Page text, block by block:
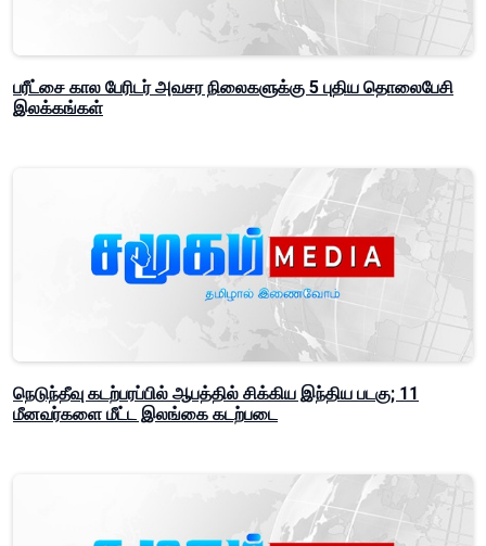
பரீட்சை கால பேரிடர் அவசர நிலைகளுக்கு 5 புதிய தொலைபேசி
இலக்கங்கள்
நெடுந்தீவு கடற்பரப்பில் ஆபத்தில் சிக்கிய இந்திய படகு; 11
மீனவர்களை மீட்ட இலங்கை கடற்படை